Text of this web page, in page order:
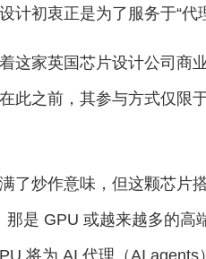
计初衷正是为了服务于“代
这家英国芯片设计公司商
此之前，其参与方式仅限
了炒作意味，但这颗芯片
那是 GPU 或越来越多的高
将为 AI 代理（AI